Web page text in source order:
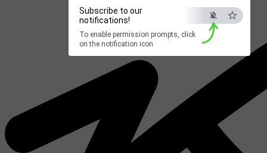
Subscribe to our
notifications!
To enable permission prompts, click
on the notification icon